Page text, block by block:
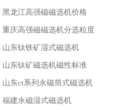
黑龙江高强磁磁选机价格
重庆高强磁磁选机分选粒度
山东钛铁矿湿式磁选机
山东钛矿磁选机磁性标准
山东ct系列永磁筒式磁选机
福建永磁湿式磁选机